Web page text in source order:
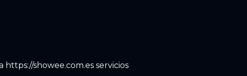
showee.com.es servicios